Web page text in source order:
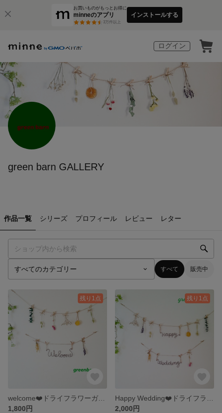
お買いものがもっとお得に
minneのアプリ
3万件以上
インストールする
ログイン
green barn GALLERY
作品一覧 シリーズ プロフィール レビュー レター
すべて 販売中
残り1点
1,800円
残り1点
2,000円